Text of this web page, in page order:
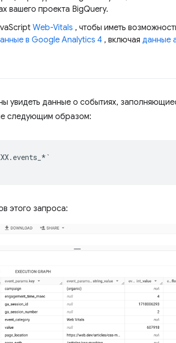
вашего проекта BigQuery.
Web-Vitals , чтобы иметь
в Google Analytics 4 , включая данные
увидеть данные о событиях,
следующим образом:
. events_ *`
этого запроса: